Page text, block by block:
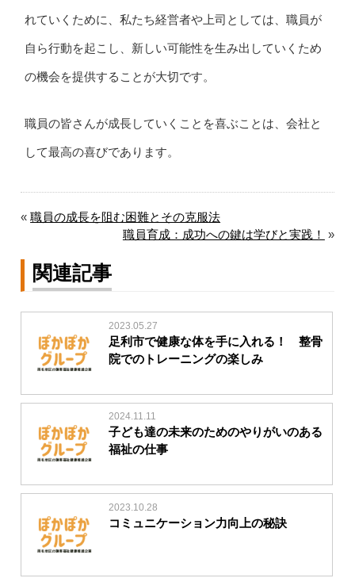
れていくために、私たち経営者や上司としては、職員が
自ら行動を起こし、新しい可能性を生み出していくため
の機会を提供することが大切です。
職員の皆さんが成長していくことを喜ぶことは、会社と
して最高の喜びであります。
«職員の成長を阻む困難とその克服法
職員育成：成功への鍵は学びと実践！ »
関連記事
2023.05.27
足利市で健康な体を手に入れる！ 整骨
院でのトレーニングの楽しみ
2024.11.11
子ども達の未来のためのやりがいのある
福祉の仕事
2023.10.28
コミュニケーション力向上の秘訣